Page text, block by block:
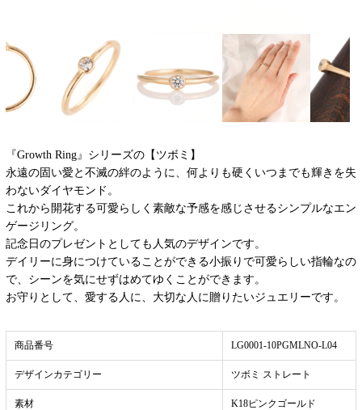
『Growth Ring』シリーズの【ツボミ】
永遠の固い愛と不滅の絆のように、何よりも硬くいつまでも輝きを失
わないダイヤモンド。
これから開花する可愛らしく素敵な予感を感じさせるシンプルなエン
ゲージリング。
記念日のプレゼントとしても人気のデザインです。
デイリーに身につけていることができる小振りで可愛らしい指輪なの
で、シーンを気にせずはめてゆくことができます。
お守りとして、愛する人に、大切な人に贈りたいジュエリーです。
商品番号 LG0001-10PGMLNO-L04
デザインカテゴリー ツボミ ストレート
素材 K18ピンクゴールド